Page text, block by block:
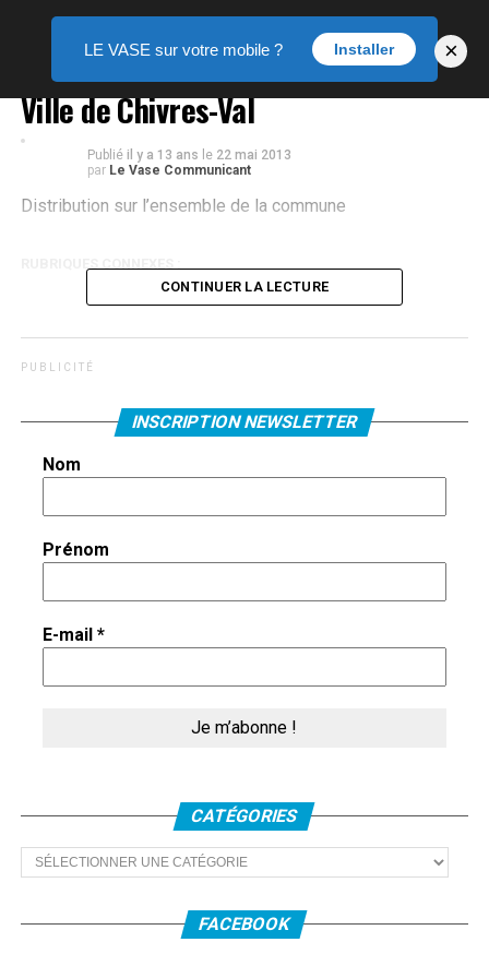
Ville de Chivres-Val
Publié il y a 13 ans le 22 mai 2013
par Le Vase Communicant
Distribution sur l’ensemble de la commune
CONTINUER LA LECTURE
P U B L I C I T É
INSCRIPTION NEWSLETTER
Nom
Prénom
E-mail *
CATÉGORIES
Catégories
FACEBOOK
LE VASE sur votre mobile ? Installer ×